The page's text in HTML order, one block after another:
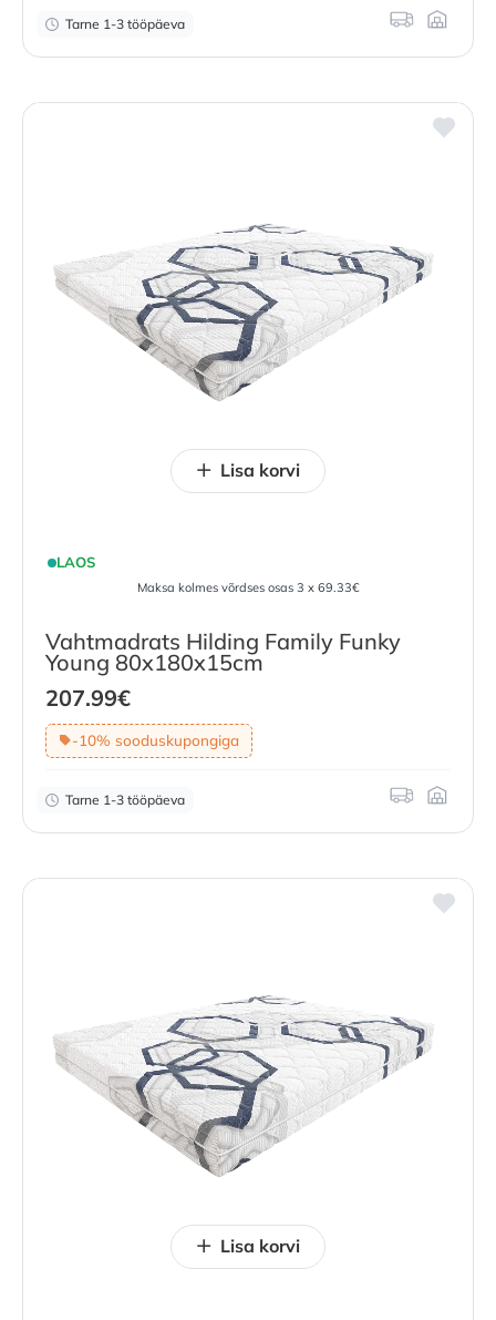
Tarne 1-3 tööpäeva
LAOS
Maksa kolmes võrdses osas 3 x 69.33€
Vahtmadrats Hilding Family Funky
Young 80x180x15cm
207.99€
-10% sooduskupongiga
Tarne 1-3 tööpäeva
Lisa korvi
Lisa korvi